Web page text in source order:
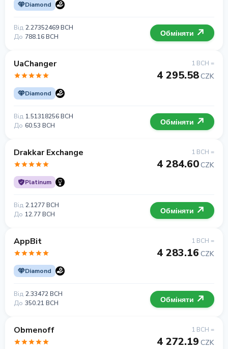
Diamond
Від 2.27352469 BCH
До 788.16 BCH Обміняти
UaChanger
Diamond
1 BCH =
4 295.58CZK
Від 1.51318256 BCH
До 60.53 BCH Обміняти
Drakkar Exchange
Platinum
1 BCH =
4 284.60CZK
Від 2.1277 BCH
До 12.77 BCH Обміняти
AppBit
Diamond
1 BCH =
4 283.16 CZK
Від 2.33472 BCH
До 350.21 BCH Обміняти
Obmenoff 1 BCH =
4 272.19 CZK